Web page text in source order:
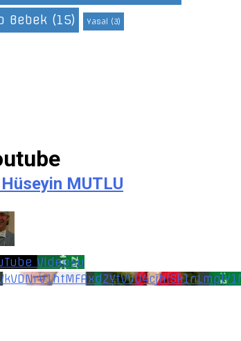
Bebek (15) Yasal (3)
MUTLU
Videosu